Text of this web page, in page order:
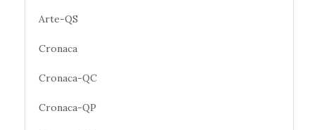
Arte-QS
Cronaca
Cronaca-QC
Cronaca-QP